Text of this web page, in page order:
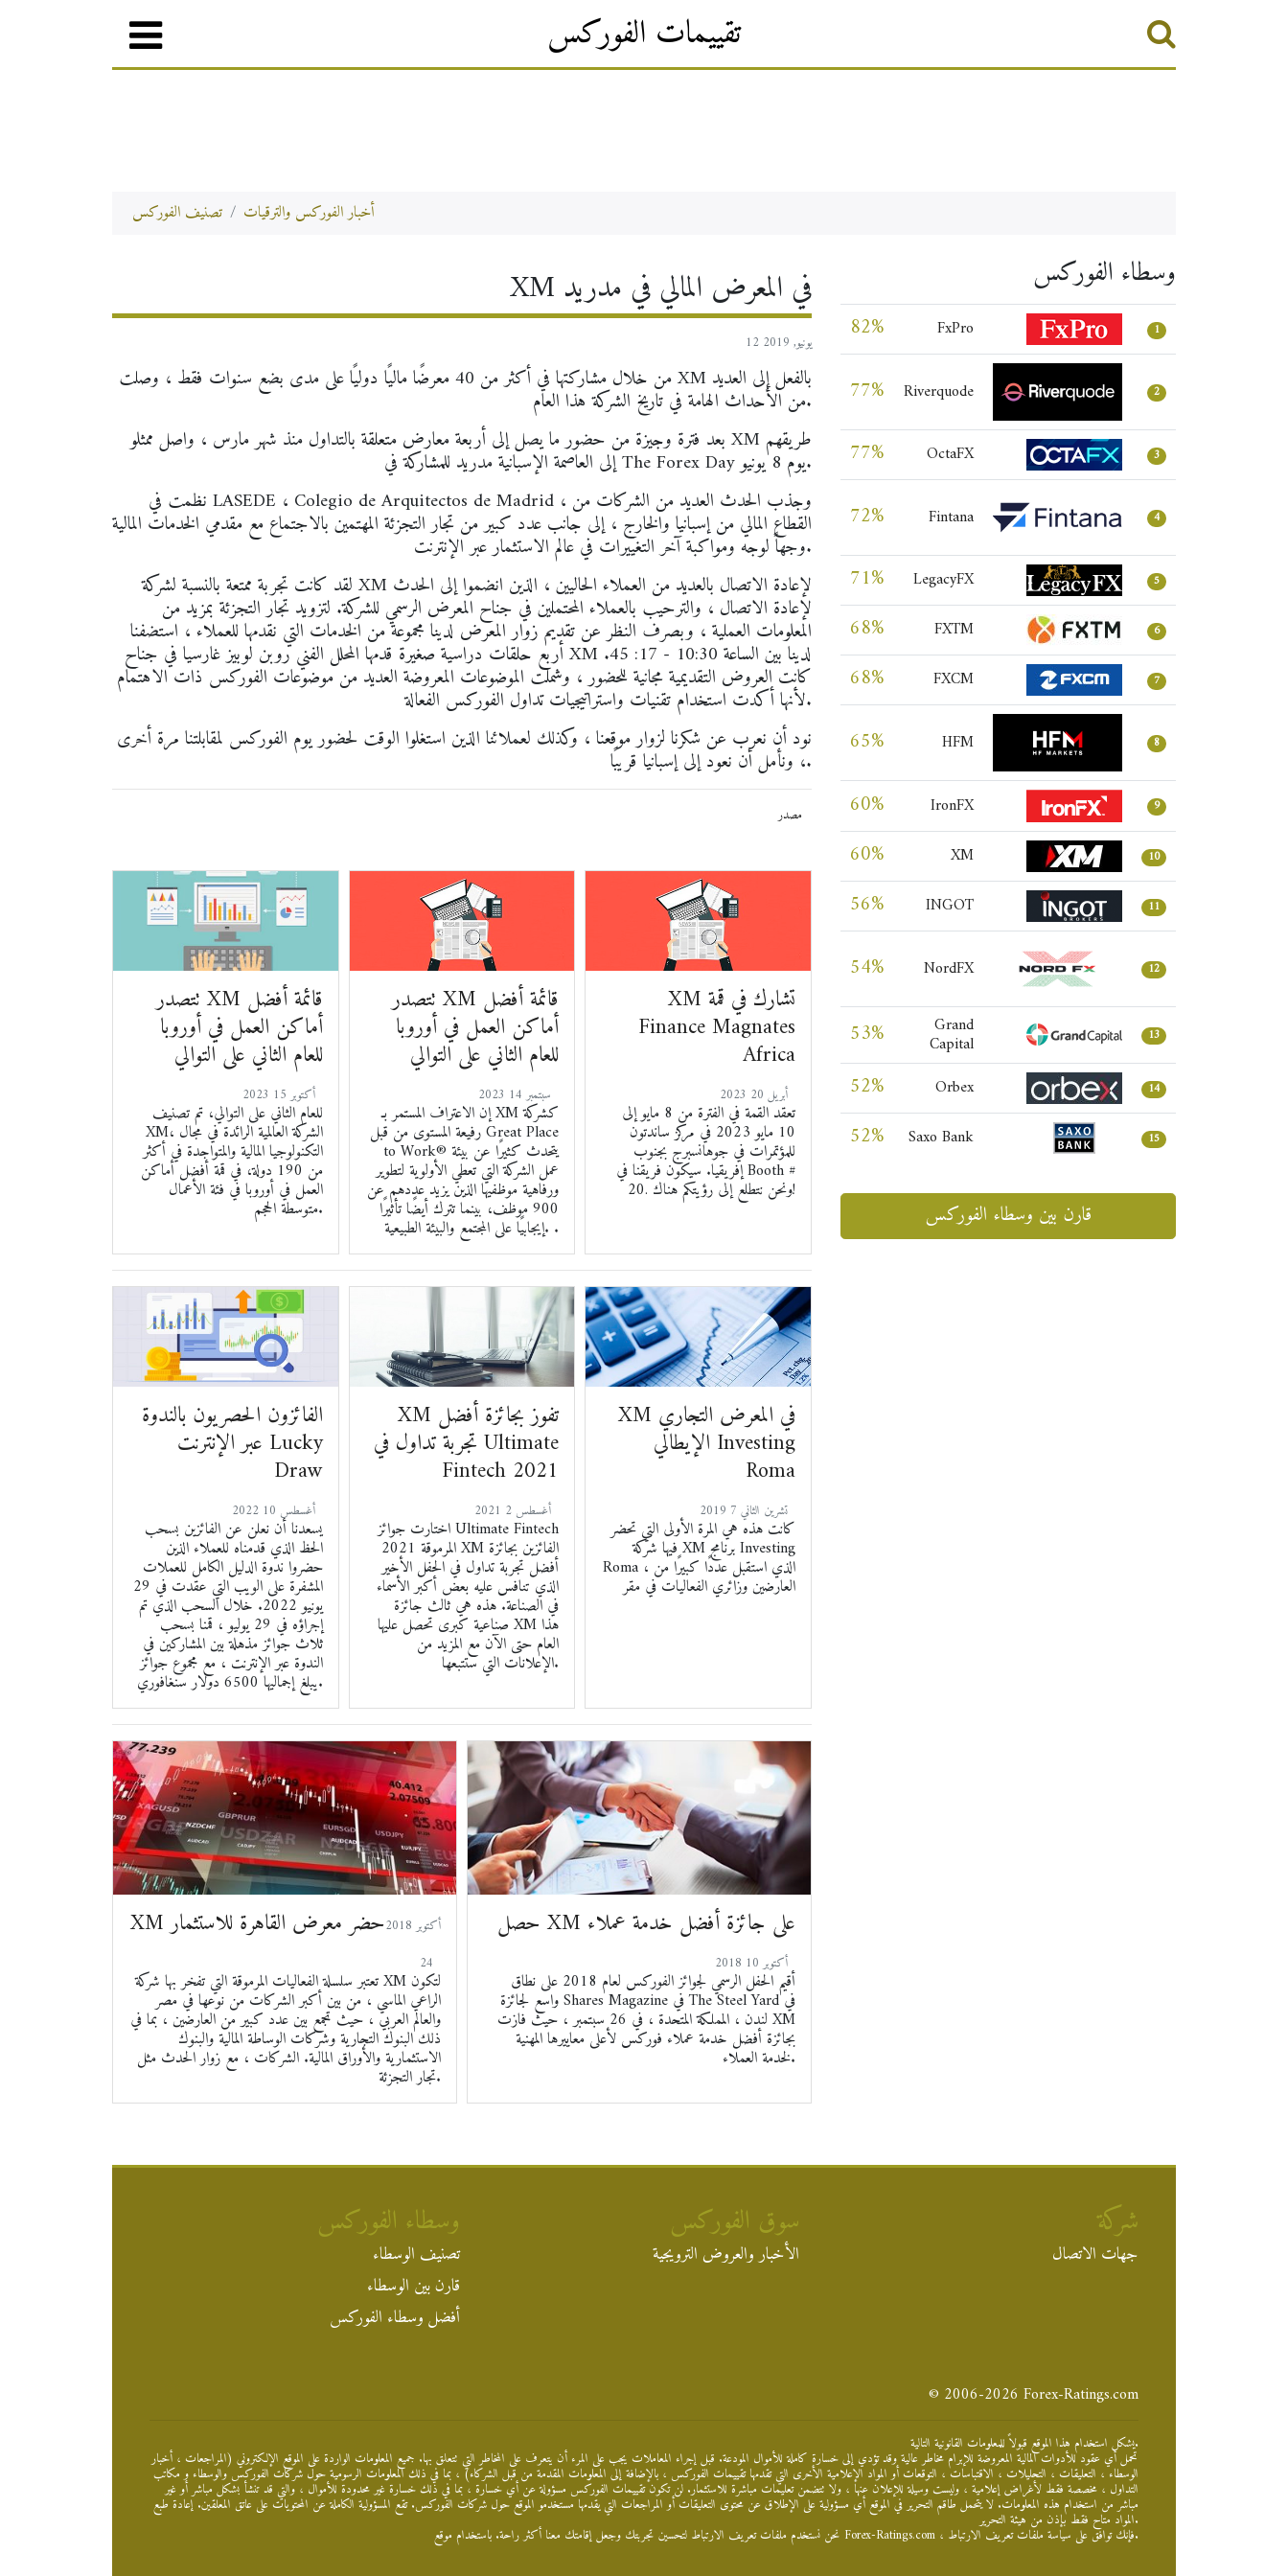
تقييمات الفوركس
تصنيف الفوركس أخبار الفوركس والترقيات
XM في المعرض المالي في مدريد
12 يونيو, 2019
من خلال مشاركتها في أكثر من 40 معرضًا ماليًا دوليًا على مدى بضع سنوات فقط ، وصلت XM بالفعل إلى العديد
من الأحداث الهامة في تاريخ الشركة هذا العام.
بعد فترة وجيزة من حضور ما يصل إلى أربعة معارض متعلقة بالتداول منذ شهر مارس ، واصل ممثلو XM طريقهم
إلى العاصمة الإسبانية مدريد للمشاركة في The Forex Day يوم 8 يونيو.
نظمت في LASEDE ، Colegio de Arquitectos de Madrid ، وجذب الحدث العديد من الشركات من
القطاع المالي من إسبانيا والخارج ، إلى جانب عدد كبير من تجار التجزئة المهتمين بالاجتماع مع مقدمي الخدمات المالية
وجهاً لوجه ومواكبة آخر التغييرات في عالم الاستثمار عبر الإنترنت.
لقد كانت تجربة ممتعة بالنسبة لشركة XM لإعادة الاتصال بالعديد من العملاء الحاليين ، الذين انضموا إلى الحدث
لإعادة الاتصال ، والترحيب بالعملاء المحتملين في جناح المعرض الرسمي للشركة. لتزويد تجار التجزئة بمزيد من
المعلومات العملية ، وبصرف النظر عن تقديم زوار المعرض لدينا مجموعة من الخدمات التي نقدمها للعملاء ، استضفنا
أربع حلقات دراسية صغيرة قدمها المحلل الفني روبن لوبيز غارسيا في جناح XM لدينا بين الساعة 10:30 - 17: 45.
كانت العروض التقديمية مجانية للحضور ، وشملت الموضوعات المعروضة العديد من موضوعات الفوركس ذات الاهتمام
لأنها أكدت استخدام تقنيات واستراتيجيات تداول الفوركس الفعالة.
نود أن نعرب عن شكرنا لزوار موقعنا ، وكذلك لعملائنا الذين استغلوا الوقت لحضور يوم الفوركس لمقابلتنا مرة أخرى
، ونأمل أن نعود إلى إسبانيا قريبًا.
مصدر
تتصدر XM قائمة أفضل
أماكن العمل في أوروبا
للعام الثاني على التوالي
2023 أكتوبر 15
للعام الثاني على التوالي، تم تصنيف
XM، الشركة العالمية الرائدة في مجال
التكنولوجيا المالية والمتواجدة في أكثر
من 190 دولة، في قمة أفضل أماكن
العمل في أوروبا في فئة الأعمال
متوسطة الحجم.
تتصدر XM قائمة أفضل
أماكن العمل في أوروبا
للعام الثاني على التوالي
إن الاعتراف المستمر بـ XM كشركة
رفيعة المستوى من قبل Great Place
to Work® يتحدث كثيرًا عن بيئة
عمل الشركة التي تعطي الأولوية لتطوير
ورفاهية موظفيها الذين يزيد عددهم عن
900 موظف، بينما تترك أيضًا تأثيرًا
إيجابيًا على المجتمع والبيئة الطبيعية. .
XM تشارك في قمة
Finance Magnates
Africa
تعقد القمة في الفترة من 8 مايو إلى
10 مايو 2023 في مركز ساندتون
للمؤتمرات في جوهانسبرج بجنوب
إفريقيا. سيكون فريقنا في Booth #
20. ونحن نتطلع إلى رؤيتكم هناك!
الفائزون الحصريون بالندوة
عبر الإنترنت Lucky
Draw
2022 أغسطس 10
يسعدنا أن نعلن عن الفائزين بسحب
الحظ الذي قدمناه للعملاء الذين
حضروا ندوة الدليل الكامل للعملات
المشفرة على الويب التي عقدت في 29
يونيو 2022. خلال السحب الذي تم
إجراؤه في 29 يوليو ، قمنا بسحب
ثلاث جوائز مذهلة بين المشاركين في
الندوة عبر الإنترنت ، مع مجموع جوائز
يبلغ إجماليها 6500 دولار سنغافوري.
XM تفوز بجائزة أفضل
تجربة تداول في Ultimate
Fintech 2021
اختارت جوائز Ultimate Fintech
2021 المرموقة XM الفائزين بجائزة
أفضل تجربة تداول في الحفل الأخير
الذي تنافس عليه بعض أكبر الأسماء
في الصناعة. هذه هي ثالث جائزة
صناعية كبرى تحصل عليها XM هذا
العام حتى الآن مع المزيد من
الإعلانات التي ستتبعها.
XM في المعرض التجاري
الإيطالي Investing
Roma
كانت هذه هي المرة الأولى التي تحضر
فيها شركة XM برنامج Investing
Roma ، الذي استقبل عددًا كبيرًا من
العارضين وزائري الفعاليات في مقر
XM حضر معرض القاهرة للاستثمار2018 أكتوبر
تعتبر سلسلة الفعاليات المرموقة التي تفخر بها شركة XM لتكون
الراعي الماسي ، من بين أكبر الشركات من نوعها في مصر
والعالم العربي ، حيث تجمع بين عدد كبير من العارضين ، بما في
ذلك البنوك التجارية وشركات الوساطة المالية والبنوك
الاستثمارية والأوراق المالية. الشركات ، مع زوار الحدث مثل
تجار التجزئة.
حصل XM على جائزة أفضل خدمة عملاء
أقيم الحفل الرسمي لجوائز الفوركس لعام 2018 على نطاق
واسع لجائزة Shares Magazine في The Steel Yard في
لندن ، المملكة المتحدة ، في 26 سبتمبر ، حيث فازت XM
بجائزة أفضل خدمة عملاء فوركس لأعلى معاييرها المهنية
لخدمة العملاء.
وسطاء الفوركس
82% FxPro 1
77% Riverquode 2
77% OctaFX 3
72% Fintana 4
71% LegacyFX 5
68% FXTM 6
68% FXCM 7
65% HFM 8
60% IronFX 9
60% XM 10
56% INGOT 11
54% NordFX 12
53% Grand
Capital 13
52% Orbex 14
52% Saxo Bank 15
قارن بين وسطاء الفوركس
وسطاء الفوركس
تصنيف الوسطاء
قارن بين الوسطاء
أفضل وسطاء الفوركس
سوق الفوركس
الأخبار والعروض الترويجية
شركة
جهات الاتصال
© 2006-2026 Forex-Ratings.com
يشكل استخدام هذا الموقع قبولاً للمعلومات القانونية التالية.
تحمل أي عقود للأدوات المالية المعروضة للإبرام مخاطر عالية وقد تؤدي إلى خسارة كاملة للأموال المودعة. قبل إجراء المعاملات يجب على المرء أن يتعرف على المخاطر التي تتعلق بها. جميع المعلومات الواردة على الموقع الإلكتروني (المراجعات ، أخبار
الوسطاء ، التعليقات ، التحليلات ، الاقتباسات ، التوقعات أو المواد الإعلامية الأخرى التي تقدمها تقييمات الفوركس ، بالإضافة إلى المعلومات المقدمة من قبل الشركاء) ، بما في ذلك المعلومات الرسومية حول شركات الفوركس والوسطاء و مكاتب
التداول ، مخصصة فقط لأغراض إعلامية ، وليست وسيلة للإعلان عنها ، ولا تتضمن تعليمات مباشرة للاستثمار. لن تكون تقييمات الفوركس مسؤولة عن أي خسارة ، بما في ذلك خسارة غير محدودة للأموال ، والتي قد تنشأ بشكل مباشر أو غير
مباشر من استخدام هذه المعلومات. لا يتحمل طاقم التحرير في الموقع أي مسؤولية على الإطلاق عن محتوى التعليقات أو المراجعات التي يقدمها مستخدمو الموقع حول شركات الفوركس. تقع المسؤولية الكاملة عن المحتويات على عاتق المعلقين. إعادة طبع
المواد متاح فقط بإذن من هيئة التحرير.
نحن نستخدم ملفات تعريف الارتباط لتحسين تجربتك وجعل إقامتك معنا أكثر راحة. باستخدام موقع Forex-Ratings.com ، فإنك توافق على سياسة ملفات تعريف الارتباط.